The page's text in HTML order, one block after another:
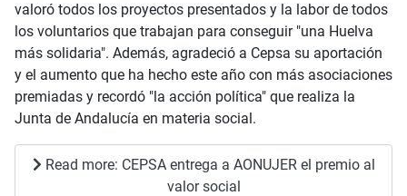
valoró todos los proyectos presentados y la labor de todos
los voluntarios que trabajan para conseguir "una Huelva
más solidaria". Además, agradeció a Cepsa su aportación
y el aumento que ha hecho este año con más asociaciones
premiadas y recordó "la acción política" que realiza la
Junta de Andalucía en materia social.
Read more: CEPSA entrega a AONUJER el premio al
valor social